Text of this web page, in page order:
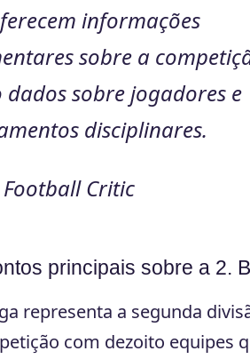
informações
sobre a
sobre jogadores e
disciplinares.
Critic
principais sobre a 2.
representa a segunda
com dezoito equipes